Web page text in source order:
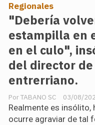
"Debería
estampilla en
en el culo",
del director
entrerriano.
TABANO SC
Regionales
03/08/
Realmente es insólito,
ocurre agraviar de tal